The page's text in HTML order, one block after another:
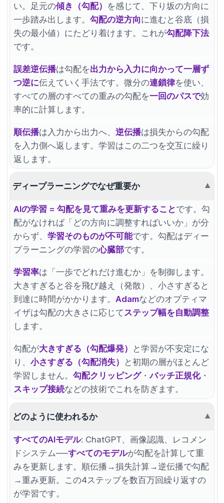
い。足元の傾き（勾配） を感じて、下り坂の方向に
一歩踏み出します。 勾配の逆方向に進むと谷底（損
失の最小値）にたどり着けます。これが勾配降下法
です。
誤差逆伝播は勾配を出力から入力に向かって一層ず
つ逆に伝えていく手法です。微分の連鎖律を使い、
すべての層のすべての重みの勾配を一回のパスで効
率的に計算します。
順伝播は入力から出力へ、 逆伝播は損失からの勾配
を入力側へ返します。学習はこの二つを交互に繰り
返します。
ディープラーニングでなぜ重要か ▼
AIの学習 = 勾配を見て重みを更新すること です。勾
配がなければ「どの方向に調整すればいいか」が分
からず、 学習そのものが不可能です。勾配はディー
プラーニングの学習の心臓部です。
学習率は「一歩でどれだけ進むか」を制御します。
大きすぎると谷を飛び越え（発散）、小さすぎると
到達に時間がかかります。 Adamなどのオプティマ
イザは勾配の大きさに応じてステップ幅を自動調整
します。
勾配が大きすぎる（勾配爆発）
と学習が不安定にな
り、 小さすぎる（勾配消失）
と初期の層がほとんど
学習しません。 勾配クリッピング・バッチ正規化・
スキップ接続などの技術でこれを防ぎます。
どのように使われるか ▼
すべてのAIモデル: ChatGPT、画像認識、レコメン
ドシステム──すべてのモデルが勾配を計算して重
みを更新します。順伝播→損失計算→逆伝播で勾配
→重み更新。この4ステップを数百万回繰り返すの
が学習です。